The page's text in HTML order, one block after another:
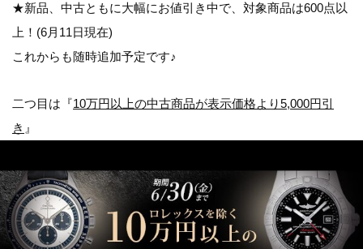
★新品、中古ともに大幅にお値引き中で、対象商品は600点以
上！(6月11日現在)
これからも随時追加予定です♪
二つ目は『10万円以上の中古商品が表示価格より5,000円引
き 』